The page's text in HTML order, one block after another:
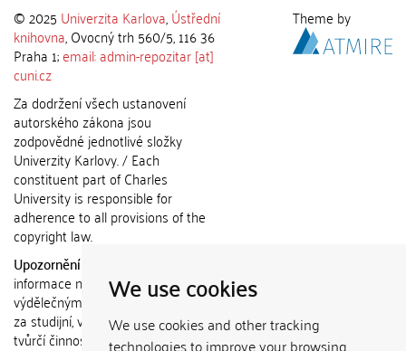
We use cookies
We use cookies and other tracking
technologies to improve your browsing
© 2025 Univerzita Karlova,Ústřední
knihovna, Ovocný trh 560/5, 116 36
Praha 1;email: admin-repozitar [at]
cuni.cz
Za dodržení všech ustanovení
autorského zákona jsou
zodpovědné jednotlivé složky
Univerzity Karlovy. / Each
constituent part of Charles
University is responsible for
adherence to all provisions of the
copyright law.
Upozornění / Notice:
informace nemohou být použity k
výdělečným účelům nebo vydávány
za studijní, vědeckou nebo jinou
tvůrčí činnost jiné osoby než autora.
Theme by